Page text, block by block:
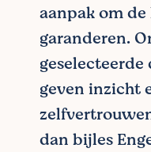
aanpak om
garanderen.
geven inzicht
dan bijles